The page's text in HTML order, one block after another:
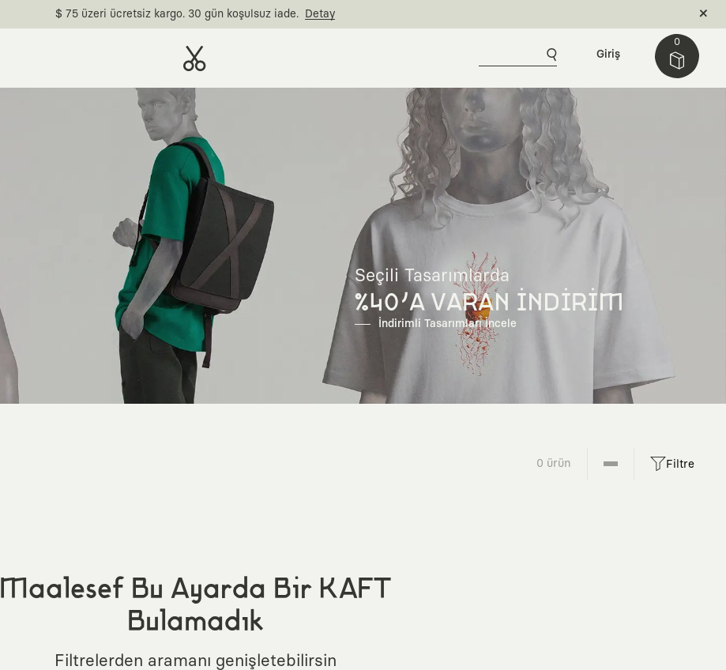
$ 75 üzeri ücretsiz kargo. 30 gün koşulsuz iade. Detay
0
Giriş
Seçili Tasarımlarda
%40'A VARAN İNDİRİM
İndirimli Tasarımları İncele
0 ürün Filtre
Maalesef Bu Ayarda Bir KAFT
Bulamadık
Filtrelerden aramanı genişletebilirsin